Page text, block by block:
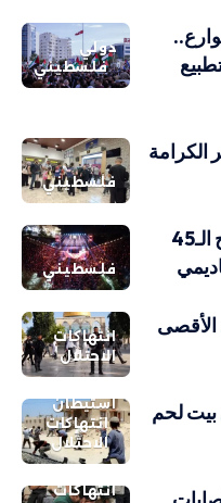
دولي
فلسطيني
فلسطيني
الكرامة
فلسطيني
جامعة القدس تختتم تخريج الفوج الـ45
انتهاكات
الاحتلال
الأقصى
استيطان
انتهاكات
الاحتلال
لحم
انتهاكات